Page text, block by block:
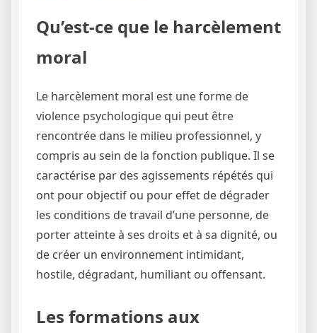
Qu’est-ce que le harcèlement
moral
Le harcèlement moral est une forme de
violence psychologique qui peut être
rencontrée dans le milieu professionnel, y
compris au sein de la fonction publique. Il se
caractérise par des agissements répétés qui
ont pour objectif ou pour effet de dégrader
les conditions de travail d’une personne, de
porter atteinte à ses droits et à sa dignité, ou
de créer un environnement intimidant,
hostile, dégradant, humiliant ou offensant.
Les formations aux